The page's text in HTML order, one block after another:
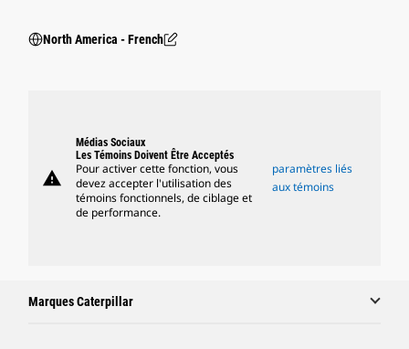
North America - French
warning
Médias Sociaux
Les Témoins Doivent Être Acceptés
Pour activer cette fonction, vous
devez accepter l'utilisation des
témoins fonctionnels, de ciblage et
de performance.
paramètres liés
aux témoins
Marques Caterpillar